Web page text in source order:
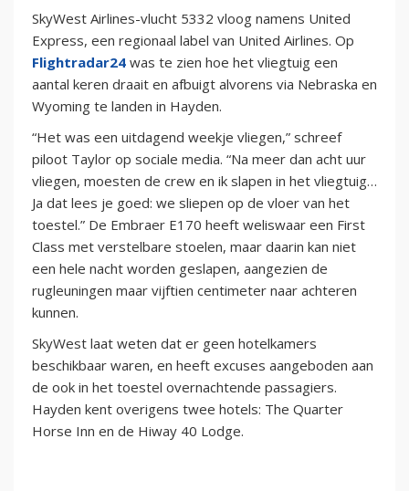
SkyWest Airlines-vlucht 5332 vloog namens United
Express, een regionaal label van United Airlines. Op
Flightradar24 was te zien hoe het vliegtuig een
aantal keren draait en afbuigt alvorens via Nebraska en
Wyoming te landen in Hayden.
“Het was een uitdagend weekje vliegen,” schreef
piloot Taylor op sociale media. “Na meer dan acht uur
vliegen, moesten de crew en ik slapen in het vliegtuig…
Ja dat lees je goed: we sliepen op de vloer van het
toestel.” De Embraer E170 heeft weliswaar een First
Class met verstelbare stoelen, maar daarin kan niet
een hele nacht worden geslapen, aangezien de
rugleuningen maar vijftien centimeter naar achteren
kunnen.
SkyWest laat weten dat er geen hotelkamers
beschikbaar waren, en heeft excuses aangeboden aan
de ook in het toestel overnachtende passagiers.
Hayden kent overigens twee hotels: The Quarter
Horse Inn en de Hiway 40 Lodge.